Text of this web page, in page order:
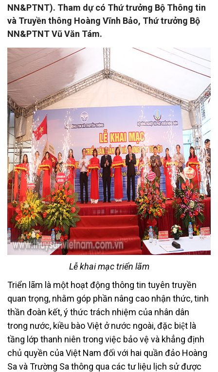
NN&PTNT). Tham dự có Thứ trưởng Bộ Thông tin
và Truyền thông Hoàng Vĩnh Bảo, Thứ trưởng Bộ
NN&PTNT Vũ Văn Tám.
Lễ khai mạc triển lãm
Triển lãm là một hoạt động thông tin tuyên truyền
quan trọng, nhằm góp phần nâng cao nhận thức, tinh
thần đoàn kết, ý thức trách nhiệm của nhân dân
trong nước, kiều bào Việt ở nước ngoài, đặc biệt là
tầng lớp thanh niên trong việc bảo vệ và khẳng định
chủ quyền của Việt Nam đối với hai quần đảo Hoàng
Sa và Trường Sa thông qua các tư liệu lịch sử được